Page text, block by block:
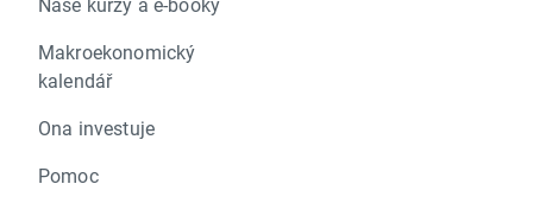
Makroekonomický
kalendář
Ona investuje
Pomoc